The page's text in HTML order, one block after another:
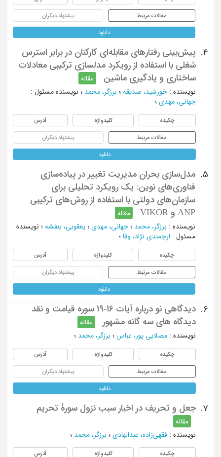
مقالات مرتبط پیشنهاد دیگران
دانلود
4.
پیش‌بینی رفتارهای مقابله‌ای کارکنان در برابر استرس
شغلی با استفاده از رویکرد مدلسازی ترکیبی معادلات
ساختاری و یادگیری ماشین
مقاله
نویسنده : خورشید، صدیقه ؛ برزگر، محمد ؛ نویسنده مسئول :
جهانی، مهدی ؛
چکیده کلیدواژه آدرس
مقالات مرتبط پیشنهاد دیگران
دانلود
5.
مدل‌سازی بحران مدیریت تغییر در پیاده‌سازی
فناوری‌های نوین: یک رویکرد تحلیلی برای
سازمان‌های دولتی با استفاده از روش‌های ترکیبی
ANP و VIKOR
مقاله
نویسنده : برزگر، محمد ؛ جهانی، مهدی ؛ یعقوبی، بنفشه ؛ نویسنده
مسئول : ارجمندی نژاد، وفا ؛
چکیده کلیدواژه آدرس
مقالات مرتبط پیشنهاد دیگران
دانلود
6.
دیدگاهی نو درباره آیات 16-19 سوره قیامت و نقد
دیدگاه های سه گانه مشهور
مقاله
نویسنده : مصلایی پور، عباس ؛ برزگر، محمد ؛
چکیده کلیدواژه آدرس
مقالات مرتبط پیشنهاد دیگران
دانلود
7. جعل و تحریف در اخبار سبب نزول سورۀ تحریم
مقاله
نویسنده : فقهی‌زاده، عبدالهادی ؛ برزگر، محمد ؛
چکیده کلیدواژه آدرس